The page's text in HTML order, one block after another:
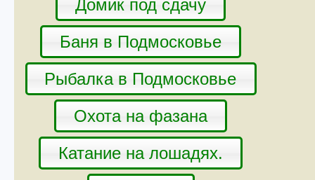
Домик под сдачу
Баня в Подмосковье
Рыбалка в Подмосковье
Охота на фазана
Катание на лошадях.